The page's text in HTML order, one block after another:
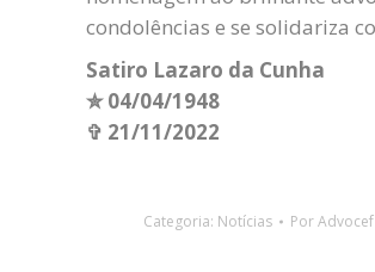
condolências e se solidariza
Satiro Lazaro da Cunha
✮ 04/04/1948
✞ 21/11/2022
Categoria: Notícias Por